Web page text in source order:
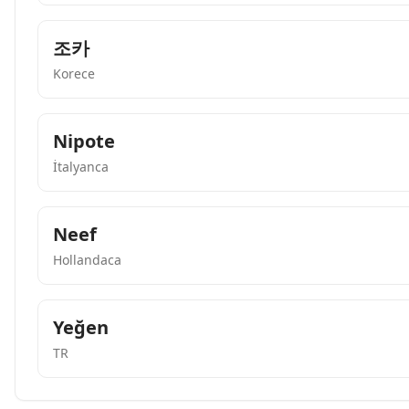
조카
Korece
Nipote
İtalyanca
Neef
Hollandaca
Yeğen
TR